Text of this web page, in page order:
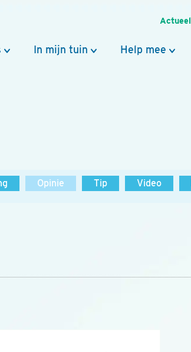
Actueel
In mijn tuin Help mee
Opinie Tip Video